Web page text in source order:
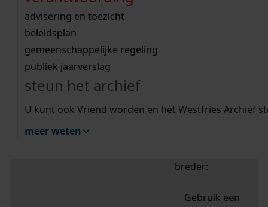
bouwvergunningen
omgevingsvergunningen
vergunningen
beeld en geluid
uitleg nodig?
Wij helpen u op weg met een aantal zoektips.
bekijk alle zoektips
Wij helpen u op weg met een aantal zoektips.
bekijk alle zoektips
bekijk ons geschiedenislokaal
advisering en toezicht
beleidsplan
gemeenschappelijke regeling
publiek jaarverslag
steun het archief
U kunt ook Vriend worden en het Westfries Archief
meer weten
zoektips
Mijn Studiezaal (inloggen)
uw zoekopdracht te
breder:
Gebruik een